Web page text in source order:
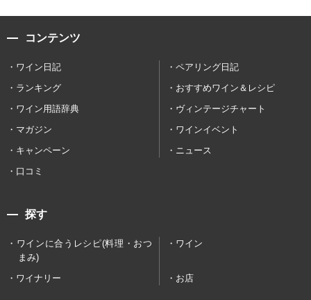
コンテンツ
ワイン日記
ペアリング日記
ランキング
おすすめワイン＆レシピ
ワイン用語辞典
ヴィンテージチャート
マガジン
ワインイベント
キャンペーン
ニュース
口コミ
探す
ワインに合うレシピ(料理・おつ
まみ)
ワイン
ワイナリー お店